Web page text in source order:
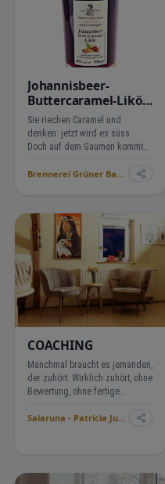
Johannisbeer-
Buttercaramel-Likör
20 % vol.
Sie riechen Caramel und
denken: jetzt wird es süss.
Doch auf dem Gaumen kommt
der roten Johannisbeere. Und
aufwirft: Wie riecht man Car…
Brennerei Grüner Baum ›
COACHING
Manchmal braucht es jemanden,
der zuhört. Wirklich zuhört, ohne
Bewertung, ohne fertige
wir mit dem, was Du mitbringst.
Salaruna - Patricia Junker ›